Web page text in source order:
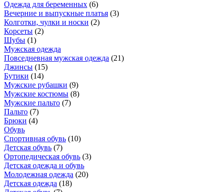
Одежда для беременных (6)
Вечерние и выпускные платья (3)
Колготки, чулки и носки (2)
Корсеты (2)
Шубы (1)
Мужская одежда
Повседневная мужская одежда (21)
Джинсы (15)
Бутики (14)
Мужские рубашки (9)
Мужские костюмы (8)
Мужские пальто (7)
Пальто (7)
Брюки (4)
Обувь
Спортивная обувь (10)
Детская обувь (7)
Ортопедическая обувь (3)
Детская одежда и обувь
Молодежная одежда (20)
Детская одежда (18)